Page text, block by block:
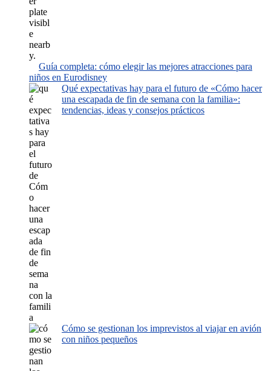
Guía completa: cómo elegir las mejores atracciones para
niños en Eurodisney
Qué expectativas hay para el futuro de «Cómo hacer
una escapada de fin de semana con la familia»:
tendencias, ideas y consejos prácticos
Cómo se gestionan los imprevistos al viajar en avión
con niños pequeños